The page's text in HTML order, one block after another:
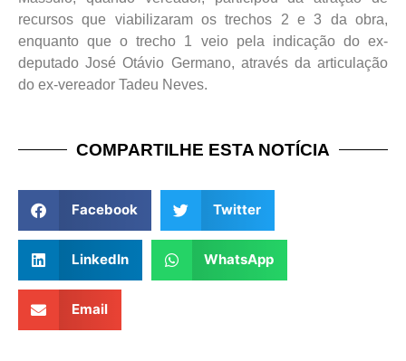
recursos que viabilizaram os trechos 2 e 3 da obra,
enquanto que o trecho 1 veio pela indicação do ex-
deputado José Otávio Germano, através da articulação
do ex-vereador Tadeu Neves.
COMPARTILHE ESTA NOTÍCIA
Facebook Twitter
LinkedIn WhatsApp
Email